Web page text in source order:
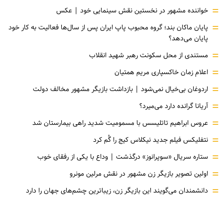
= خواننده مشهور در نخستین نقش سینمایی خود |‌ عکس
= پایان ماکان بند؛ گروه محبوب پاپ ایران پس از سال‌ها فعالیت به کار خود
پایان می‌دهد؟
= مستندی از محل سکونت رهبر شهید انقلاب
= اعلام زمان خاکسپاری مریم همتیان
= اردوغان بی‌خیال نمی‌شود | بازداشت بازیگر مشهور مخالف دولت
= آریانا گرانده دارد می‌میرد؟
= عروس ابراهیم تاتلیسس با مسمومیت شدید راهی بیمارستان شد
= نتفلیکس فیلم جدید نیکلاس کیج را گُم کرد
= ستاره سریال «سوپرانوز» درگذشت | وداع با یکی از رفقای خوب
= اولین تصویر بازیگر زن مشهور در نقش مرلین مونرو
= دانشمندان می‌گویند این بازیگر زن، زیباترین چشم‌های جهان را دارد